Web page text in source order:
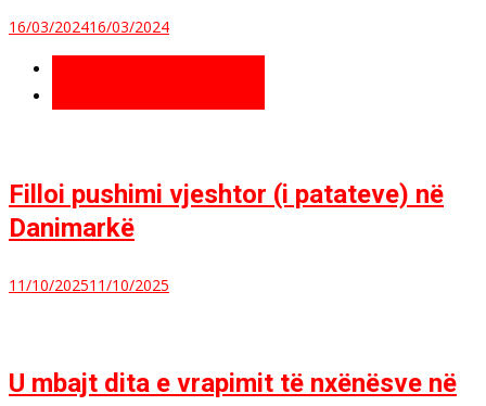
16/03/202416/03/2024
Filloi pushimi vjeshtor (i patateve) në
Danimarkë
11/10/202511/10/2025
U mbajt dita e vrapimit të nxënësve në